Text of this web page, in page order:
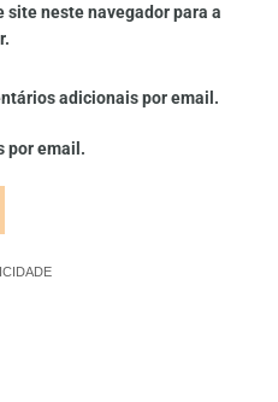
site neste navegador para a
adicionais por email.
por email.